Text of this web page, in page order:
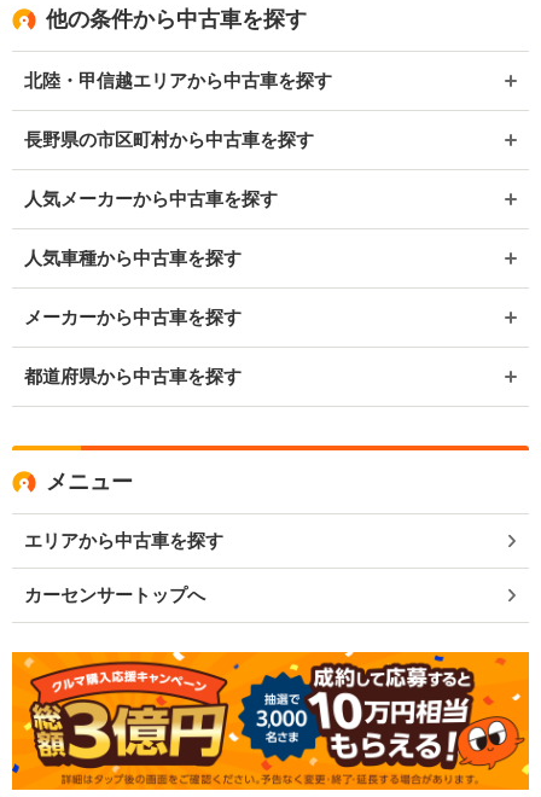
他の条件から中古車を探す
北陸・甲信越エリアから中古車を探す
長野県の市区町村から中古車を探す
人気メーカーから中古車を探す
人気車種から中古車を探す
メーカーから中古車を探す
都道府県から中古車を探す
メニュー
エリアから中古車を探す
カーセンサートップへ